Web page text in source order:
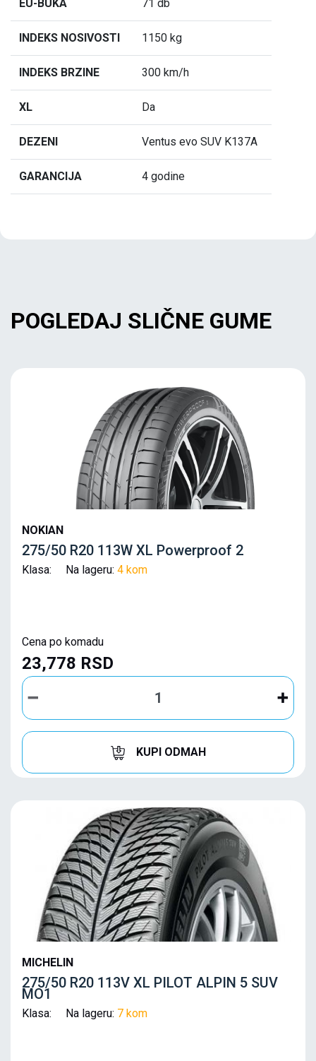
EU-BUKA 71 db
INDEKS NOSIVOSTI 1150 kg
INDEKS BRZINE 300 km/h
XL Da
DEZENI Ventus evo SUV K137A
GARANCIJA 4 godine
POGLEDAJ SLIČNE GUME
NOKIAN
275/50 R20 113W XL Powerproof 2
Klasa: Na lageru: 4 kom
Cena po komadu
23,778 RSD
KUPI ODMAH
MICHELIN
275/50 R20 113V XL PILOT ALPIN 5 SUV
MO1
Klasa: Na lageru: 7 kom